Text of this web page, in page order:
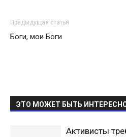
Предыдущая статья
Боги, мои Боги
ЭТО МОЖЕТ БЫТЬ
Активисты